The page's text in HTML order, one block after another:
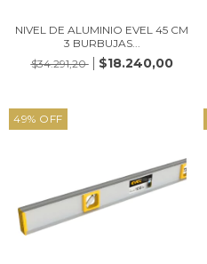
NIVEL DE ALUMINIO EVEL 45 CM
3 BURBUJAS...
$34.291,20
$18.240,00
49% OFF